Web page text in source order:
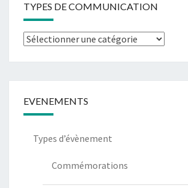
TYPES DE COMMUNICATION
Types
EVENEMENTS
Types d’évènement
Commémorations